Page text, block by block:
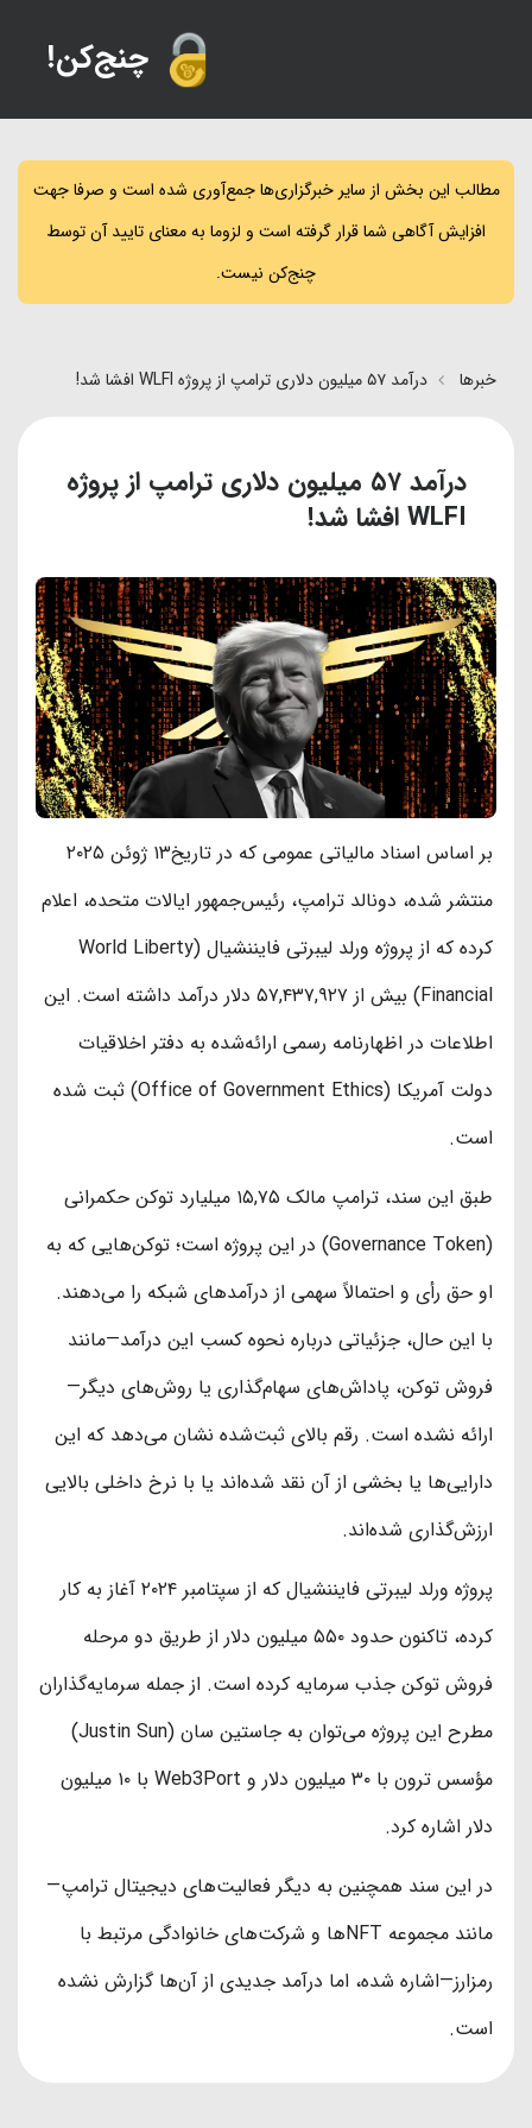
مطالب این بخش از سایر خبرگزاری‌ها جمع‌آوری شده است و صرفا جهت
افزایش آگاهی شما قرار گرفته است و لزوما به معنای تایید آن توسط
چنج‌کن نیست.
خبرها درآمد ۵۷ میلیون دلاری ترامپ از پروژه WLFI افشا شد!
درآمد ۵۷ میلیون دلاری ترامپ از پروژه
WLFI افشا شد!
بر اساس اسناد مالیاتی عمومی که در تاریخ۱۳ ژوئن ۲۰۲۵
منتشر شده، دونالد ترامپ، رئیس‌جمهور ایالات متحده، اعلام
کرده که از پروژه ورلد لیبرتی فایننشیال (World Liberty
Financial) بیش از ۵۷,۴۳۷,۹۲۷ دلار درآمد داشته است. این
اطلاعات در اظهارنامه رسمی ارائه‌شده به دفتر اخلاقیات
دولت آمریکا (Office of Government Ethics) ثبت شده
است.
طبق این سند، ترامپ مالک ۱۵,۷۵ میلیارد توکن حکمرانی
(Governance Token) در این پروژه است؛ توکن‌هایی که به
او حق رأی و احتمالاً سهمی از درآمدهای شبکه را می‌دهند.
با این حال، جزئیاتی درباره نحوه کسب این درآمد—مانند
فروش توکن، پاداش‌های سهام‌گذاری یا روش‌های دیگر—
ارائه نشده است. رقم بالای ثبت‌شده نشان می‌دهد که این
دارایی‌ها یا بخشی از آن نقد شده‌اند یا با نرخ داخلی بالایی
ارزش‌گذاری شده‌اند.
پروژه ورلد لیبرتی فایننشیال که از سپتامبر ۲۰۲۴ آغاز به کار
کرده، تاکنون حدود ۵۵۰ میلیون دلار از طریق دو مرحله
فروش توکن جذب سرمایه کرده است. از جمله سرمایه‌گذاران
مطرح این پروژه می‌توان به جاستین سان (Justin Sun)
مؤسس ترون با ۳۰ میلیون دلار و Web3Port با ۱۰ میلیون
دلار اشاره کرد.
در این سند همچنین به دیگر فعالیت‌های دیجیتال ترامپ—
مانند مجموعه NFTها و شرکت‌های خانوادگی مرتبط با
رمزارز—اشاره شده، اما درآمد جدیدی از آن‌ها گزارش نشده
است.